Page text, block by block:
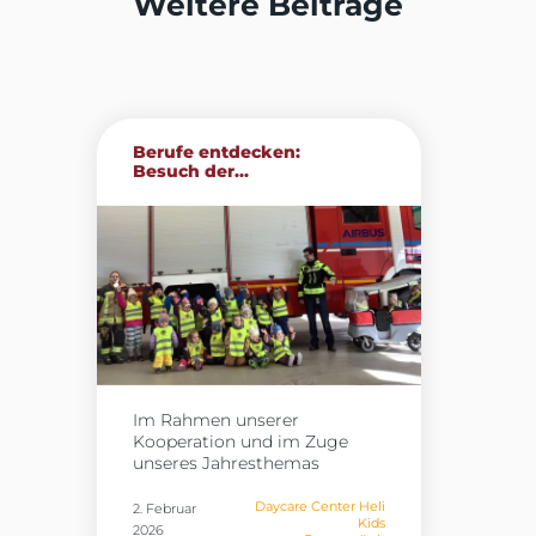
Berufe entdecken:
Besuch der...
Im Rahmen unserer
Kooperation und im Zuge
unseres Jahresthemas
der Heli Kids in Donauwörth
gestern die Werkfeuerwehr
2. Februar
2026
Daycare Center Heli
Kids